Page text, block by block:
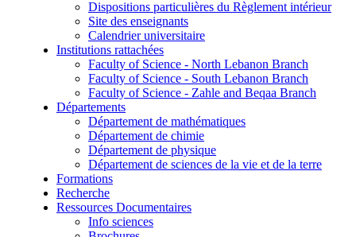
Dispositions particulières du Règlement intérieur
Site des enseignants
Calendrier universitaire
Institutions rattachées
Faculty of Science - North Lebanon Branch
Faculty of Science - South Lebanon Branch
Faculty of Science - Zahle and Beqaa Branch
Départements
Département de mathématiques
Département de chimie
Département de physique
Département de sciences de la vie et de la terre
Formations
Recherche
Ressources Documentaires
Info sciences